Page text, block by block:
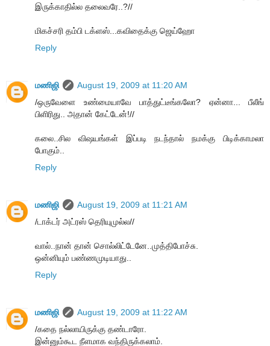
இருக்காதில்ல தலைவரே..?//
மிகச்சரி தம்பி டக்ளஸ்...கவிதைக்கு ஜெய்ஹோ
Reply
மணிஜி
August 19, 2009 at 11:20 AM
/ஒருவேளை உண்மையாவே பாத்துட்டீங்கலோ? ஏன்னா... பீலீங்
பிளிரிது.. அதான் கேட்டேன்!//
கலை..சில விஷயங்கள் இப்படி நடந்தால் நமக்கு பிடிக்காமலா
போகும்..
Reply
மணிஜி
August 19, 2009 at 11:21 AM
/டாக்டர் அட்ரஸ் தெரியுமுல்ல//
வால்..நான் தான் சொல்லிட்டேனே..முத்திபோச்சு.
ஒன்னியும் பண்ணமுடியாது..
Reply
மணிஜி
August 19, 2009 at 11:22 AM
/கதை நல்லாயிருக்கு தண்டாரோ.
இன்னும்கூட நீளமாக வந்திருக்கலாம்.